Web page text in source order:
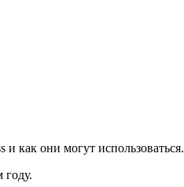
как они могут использоваться.
году.